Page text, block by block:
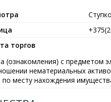
торгов
(ознакомления) с предметом
нематериальных
месту нахождения